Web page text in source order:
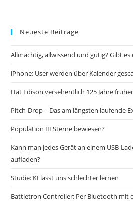
Neueste Beiträge
Allmächtig, allwissend und gütig? Gibt
iPhone: User werden über Kalender
Hat Edison versehentlich 125 Jahre
Pitch-Drop – Das am längsten laufende
Population III Sterne bewiesen?
Kann man jedes Gerät an einem USB-
aufladen?
Studie: KI lässt uns schlechter lernen
Battletron Controller: Per Bluetooth mit